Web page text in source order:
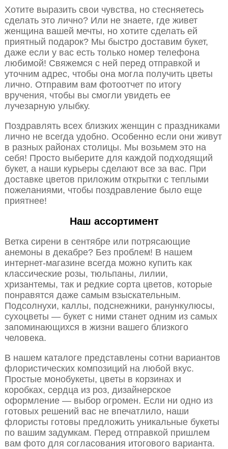
Хотите выразить свои чувства, но стесняетесь
сделать это лично? Или не знаете, где живет
женщина вашей мечты, но хотите сделать ей
приятный подарок? Мы быстро доставим букет,
даже если у вас есть только номер телефона
любимой! Свяжемся с ней перед отправкой и
уточним адрес, чтобы она могла получить цветы
лично. Отправим вам фотоотчет по итогу
вручения, чтобы вы смогли увидеть ее
лучезарную улыбку.
Поздравлять всех близких женщин с праздниками
лично не всегда удобно. Особенно если они живут
в разных районах столицы. Мы возьмем это на
себя! Просто выберите для каждой подходящий
букет, а наши курьеры сделают все за вас. При
доставке цветов приложим открытки с теплыми
пожеланиями, чтобы поздравление было еще
приятнее!
Наш ассортимент
Ветка сирени в сентябре или потрясающие
анемоны в декабре? Без проблем! В нашем
интернет-магазине всегда можно купить как
классические розы, тюльпаны, лилии,
хризантемы, так и редкие сорта цветов, которые
понравятся даже самым взыскательным.
Подсолнухи, каллы, подснежники, ранункулюсы,
сухоцветы — букет с ними станет одним из самых
запоминающихся в жизни вашего близкого
человека.
В нашем каталоге представлены сотни вариантов
флористических композиций на любой вкус.
Простые монобукеты, цветы в корзинах и
коробках, сердца из роз, дизайнерское
оформление — выбор огромен. Если ни одно из
готовых решений вас не впечатлило, наши
флористы готовы предложить уникальные букеты
по вашим задумкам. Перед отправкой пришлем
вам фото для согласования итогового варианта.